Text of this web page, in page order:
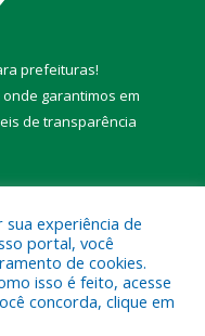
prefeituras!
garantimos em
de transparência
Municipal de Chaves.
experiência de
portal, você
de cookies.
isso é feito, acesse
concorda, clique em